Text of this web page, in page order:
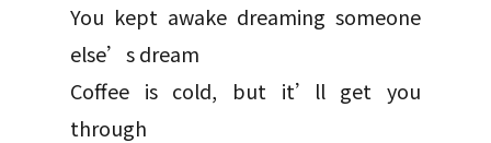
You kept awake dreaming someone
else’s dream
Coffee is cold, but it’ll get you
through